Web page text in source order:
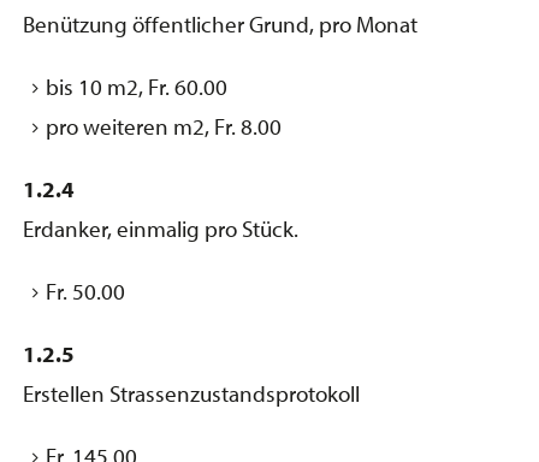
Benützung öffentlicher Grund, pro Monat
bis 10 m2, Fr. 60.00
pro weiteren m2, Fr. 8.00
1.2.4
Erdanker, einmalig pro Stück.
Fr. 50.00
1.2.5
Erstellen Strassenzustandsprotokoll
Fr. 145.00